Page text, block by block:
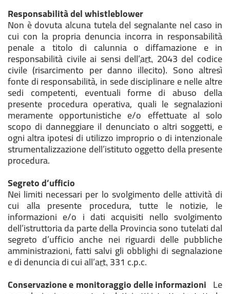
Responsabilità del whistleblower
Non è dovuta alcuna tutela del segnalante nel caso in
cui con la propria denuncia incorra in responsabilità
penale a titolo di calunnia o diffamazione e in
responsabilità civile ai sensi dell’art. 2043 del codice
civile (risarcimento per danno illecito). Sono altresì
fonte di responsabilità, in sede disciplinare e nelle altre
sedi competenti, eventuali forme di abuso della
presente procedura operativa, quali le segnalazioni
meramente opportunistiche e/o effettuate al solo
scopo di danneggiare il denunciato o altri soggetti, e
ogni altra ipotesi di utilizzo improprio o di intenzionale
strumentalizzazione dell’istituto oggetto della presente
procedura.
Segreto d’ufficio
Nei limiti necessari per lo svolgimento delle attività di
cui alla presente procedura, tutte le notizie, le
informazioni e/o i dati acquisiti nello svolgimento
dell’istruttoria da parte della Provincia sono tutelati dal
segreto d’ufficio anche nei riguardi delle pubbliche
amministrazioni, fatti salvi gli obblighi di segnalazione
e di denuncia di cui all’art.331 c.p.c.
Conservazione e monitoraggio delle informazioni Le